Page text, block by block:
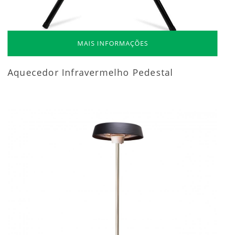
MAIS INFORMAÇÕES
Aquecedor Infravermelho Pedestal